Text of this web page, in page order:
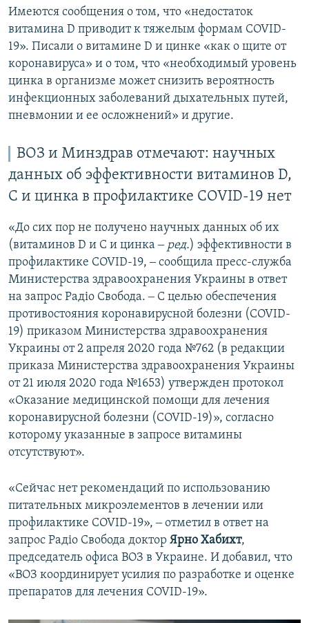
Имеются сообщения о том, что «недостаток
витамина D приводит к тяжелым формам COVID-
19». Писали о витамине D и цинке «как о щите от
коронавируса» и о том, что «необходимый уровень
цинка в организме может снизить вероятность
инфекционных заболеваний дыхательных путей,
пневмонии и ее осложнений» и другие.
ВОЗ и Минздрав отмечают: научных
данных об эффективности витаминов D,
С и цинка в профилактике COVID-19 нет
«До сих пор не получено научных данных об их
(витаминов D и С и цинка ‒ ред.) эффективности в
профилактике COVID-19, ‒ сообщила пресс-служба
Министерства здравоохранения Украины в ответ
на запрос Радіо Свобода. ‒ С целью обеспечения
противостояния коронавирусной болезни (COVID-
19) приказом Министерства здравоохранения
Украины от 2 апреля 2020 года №762 (в редакции
приказа Министерства здравоохранения Украины
от 21 июля 2020 года №1653) утвержден протокол
«Оказание медицинской помощи для лечения
коронавирусной болезни (COVID-19)», согласно
которому указанные в запросе витамины
отсутствуют».
«Сейчас нет рекомендаций по использованию
питательных микроэлементов в лечении или
профилактике COVID-19», ‒ отметил в ответ на
запрос Радіо Свобода доктор Ярно Хабихт,
председатель офиса ВОЗ в Украине. И добавил, что
«ВОЗ координирует усилия по разработке и оценке
препаратов для лечения COVID-19».